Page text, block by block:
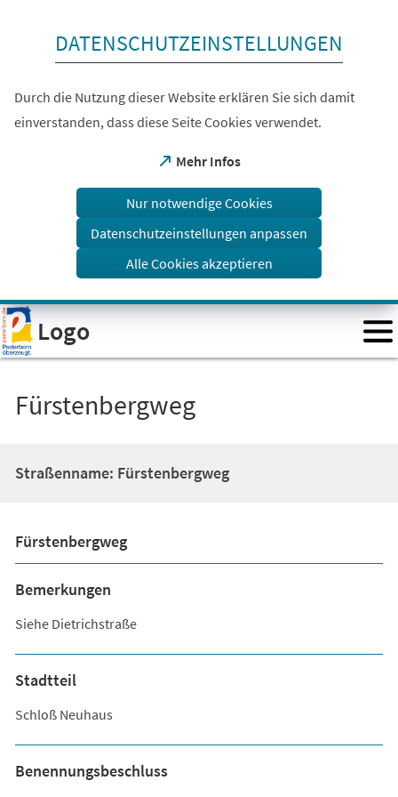
Visuelle
Assistenzsoftware
öffnen.
DATENSCHUTZEINSTELLUNGEN
Durch die Nutzung dieser Website erklären Sie sich damit
einverstanden, dass diese Seite Cookies verwendet.
Mehr Infos
(Öffnet
einem
Tab)
Nur notwendige Cookies
Datenschutzeinstellungen anpassen
Alle Cookies akzeptieren
Logo
Fürstenbergweg
Straßenname: Fürstenbergweg
Fürstenbergweg
Bemerkungen
Siehe Dietrichstraße
Stadtteil
Schloß Neuhaus
Benennungsbeschluss